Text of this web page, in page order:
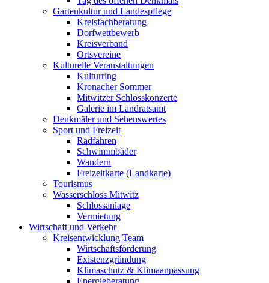
Gartenkultur und Landespflege
Kreisfachberatung
Dorfwettbewerb
Kreisverband
Ortsvereine
Kulturelle Veranstaltungen
Kulturring
Kronacher Sommer
Mitwitzer Schlosskonzerte
Galerie im Landratsamt
Denkmäler und Sehenswertes
Sport und Freizeit
Radfahren
Schwimmbäder
Wandern
Freizeitkarte (Landkarte)
Tourismus
Wasserschloss Mitwitz
Schlossanlage
Vermietung
Wirtschaft und Verkehr
Kreisentwicklung Team
Wirtschaftsförderung
Existenzgründung
Klimaschutz & Klimaanpassung
Energieberatung